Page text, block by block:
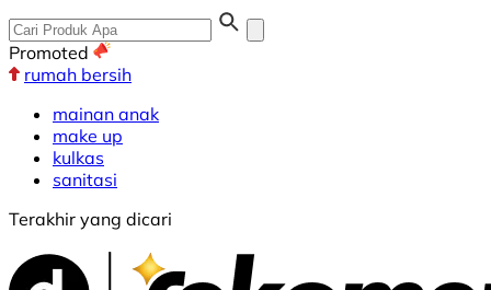
Promoted
rumah bersih
mainan anak
make up
kulkas
sanitasi
Terakhir yang dicari